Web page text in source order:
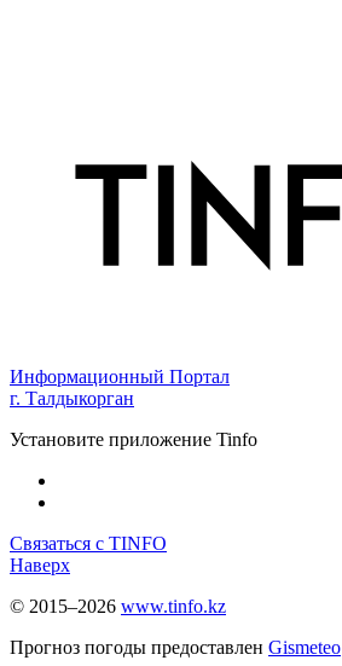
Информационный Портал
г. Талдыкорган
Установите приложение Tinfo
Связаться с TINFO
Наверх
© 2015–2026 www.tinfo.kz
Прогноз погоды предоставлен Gismeteo